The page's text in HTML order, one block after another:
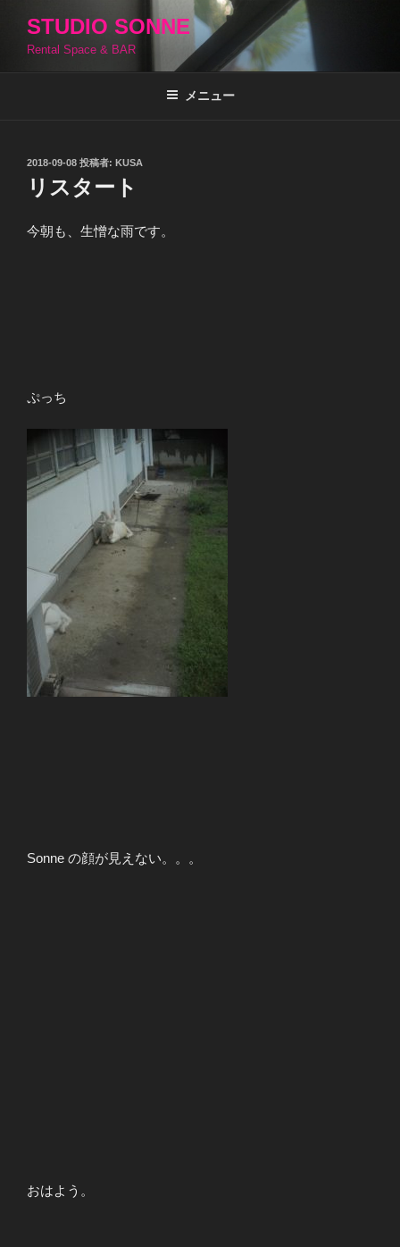
ン
STUDIO SONNE
Rental Space & BAR
メニュー
投
稿
日:
2018-09-08 投稿者: KUSA
リスタート
今朝も、生憎な雨です。
ぷっち
Sonne の顔が見えない。。。
おはよう。